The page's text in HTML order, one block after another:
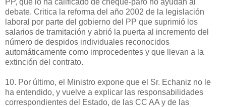
debate. Critica la reforma del año 2002 de la legislación
laboral por parte del gobierno del PP que suprimió los
salarios de tramitación y abrió la puerta al incremento del
número de despidos individuales reconocidos
automáticamente como improcedentes y que llevan a la
extinción del contrato.
10. Por último, el Ministro expone que el Sr. Echaniz no le
ha entendido, y vuelve a explicar las responsabilidades
correspondientes del Estado, de las CC AA y de las